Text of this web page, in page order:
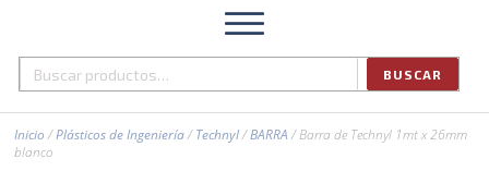
Buscar
BUSCAR
Inicio/Plásticos de Ingeniería/Technyl/BARRA/ Barra de Technyl 1mt x 26mm
blanco